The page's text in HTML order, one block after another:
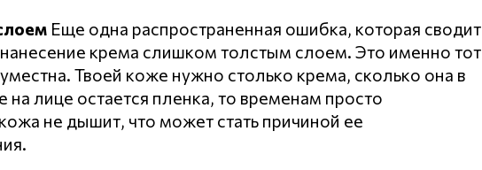
Еще одна распространенная ошибка, которая сводит
нанесение крема слишком толстым слоем. Это именно тот
Твоей коже нужно столько крема, сколько она в
на лице остается пленка, то временам просто
не дышит, что может стать причиной ее